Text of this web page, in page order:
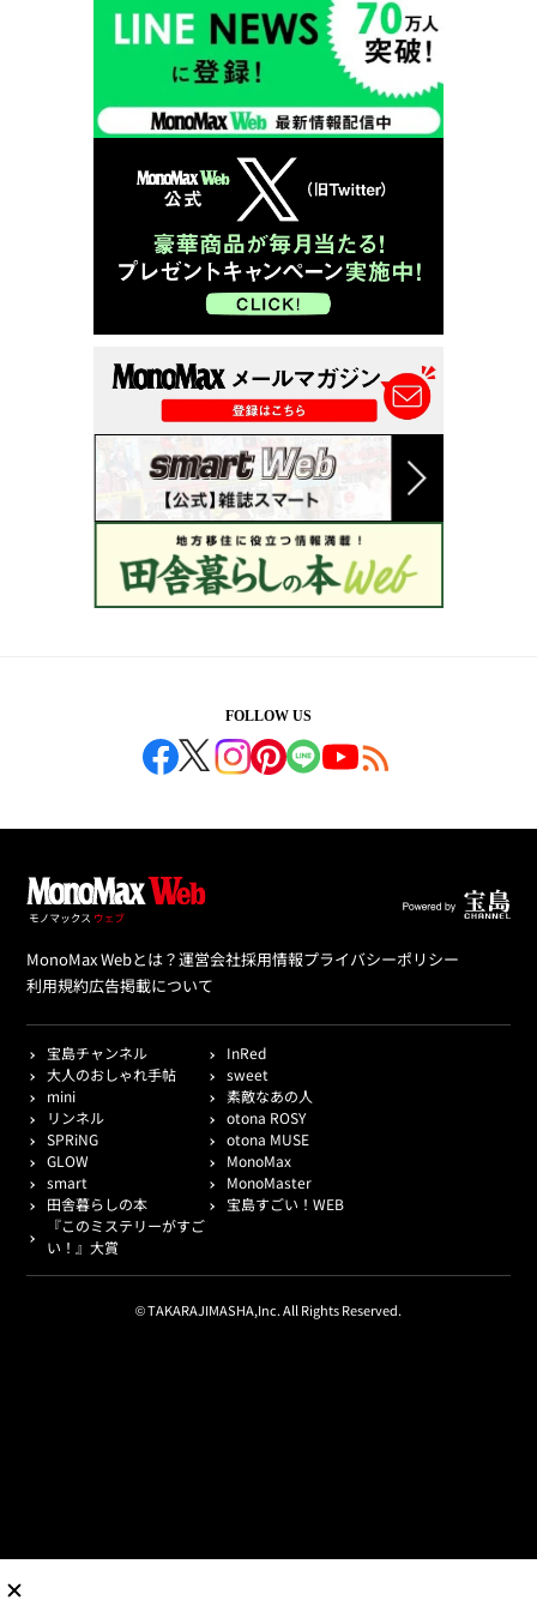
FOLLOW US
MonoMax Webとは？運営会社採用情報プライバシーポリシー
利用規約広告掲載について
宝島チャンネル
InRed
大人のおしゃれ手帖
sweet
mini
素敵なあの人
リンネル
otona ROSY
SPRiNG
otona MUSE
GLOW
MonoMax
smart
MonoMaster
田舎暮らしの本
宝島すごい！WEB
『このミステリーがすご
い！』大賞
© TAKARAJIMASHA,Inc. All Rights Reserved.